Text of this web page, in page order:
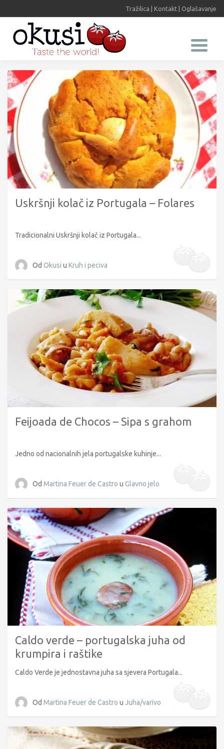
Tražilica Kontakt Oglašavanje
Uskršnji kolač iz Portugala – Folares
Tradicionalni Uskršnji kolač iz Portugala...
Od Okusi u Kruh i peciva
Feijoada de Chocos – Sipa s grahom
Jedno od nacionalnih jela portugalske kuhinje...
Od Martina Feuer de Castro u Glavno jelo
Caldo verde – portugalska juha od
krumpira i raštike
Caldo Verde je jednostavna juha sa sjevera Portugala...
Od Martina Feuer de Castro u Juha/varivo